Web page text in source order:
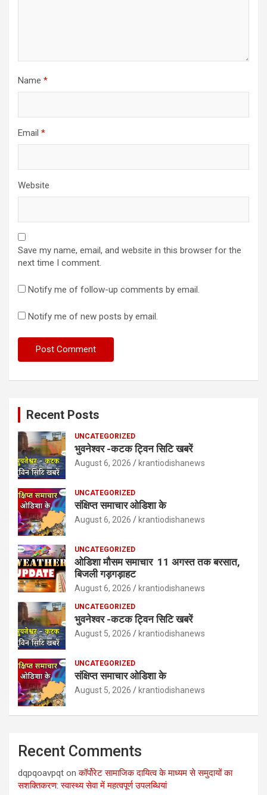
Name *
Email *
Website
Save my name, email, and website in this browser for the
next time I comment.
Notify me of follow-up comments by email.
Notify me of new posts by email.
Recent Posts
UNCATEGORIZED
भुवनेश्वर -कटक ट्विन सिटि खबरें
August 6, 2026 krantiodishanews
UNCATEGORIZED
संक्षिप्त समाचार ओडिशा के
August 6, 2026 krantiodishanews
UNCATEGORIZED
ओडिशा मौसम समाचार 11 अगस्त तक बरसात,
बिजली गड़गड़ाहट
August 6, 2026 krantiodishanews
UNCATEGORIZED
भुवनेश्वर -कटक ट्विन सिटि खबरें
August 5, 2026 krantiodishanews
UNCATEGORIZED
संक्षिप्त समाचार ओडिशा के
August 5, 2026 krantiodishanews
Recent Comments
dqpqoavpqt onकॉर्पोरेट सामाजिक दायित्व के माध्यम से समुदायों का
सशक्तिकरण: स्वास्थ्य सेवा में महत्वपूर्ण उपलब्धियां